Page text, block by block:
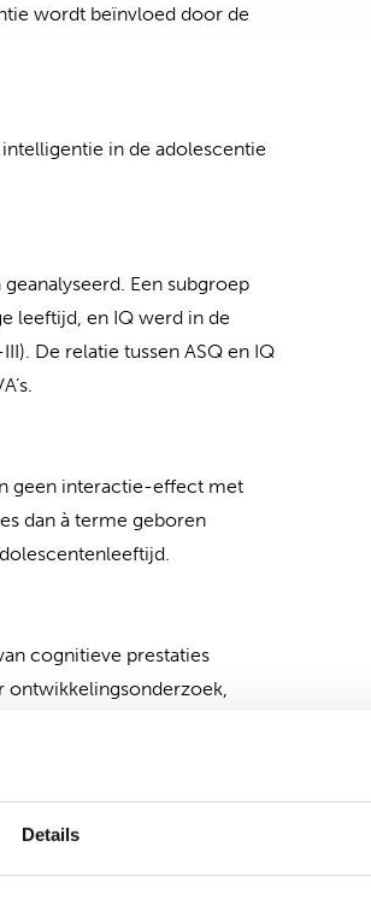
Details
wordt beïnvloed door de
in de adolescentie
Een subgroep
leeftijd, en IQ werd in de
De relatie tussen ASQ en IQ
geen interactie-effect met
dan à terme geboren
cognitieve prestaties
ontwikkelingsonderzoek,
risico’s beter te